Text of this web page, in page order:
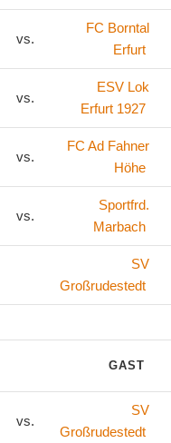
vs.
FC Borntal
Erfurt
vs.
ESV Lok
Erfurt 1927
vs.
FC Ad Fahner
Höhe
vs.
Sportfrd.
Marbach
SV
Großrudestedt
GAST
vs.
SV
Großrudestedt